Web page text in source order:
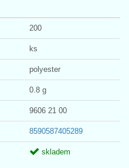
200
ks
polyester
0.8 g
9606 21 00
8590587405289
skladem